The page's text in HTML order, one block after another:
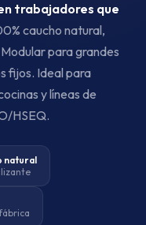
trabajadores que
caucho natural,
para grandes
fijos. Ideal para
y líneas de
HSEQ.
natural